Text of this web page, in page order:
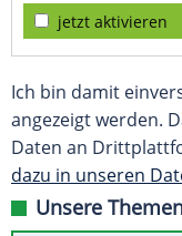
jetzt aktivieren
Ich bin damit
angezeigt werden.
Daten an
dazu in unseren
Unsere